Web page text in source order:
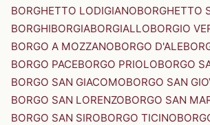
BORGHETTO LODIGIANOBORGHETTO
BORGHIBORGIABORGIALLOBORGIO
BORGO A MOZZANOBORGO D'ALE
BORGO PACEBORGO PRIOLOBORGO
BORGO SAN GIACOMOBORGO SAN
BORGO SAN LORENZOBORGO SAN
BORGO SAN SIROBORGO TICINO